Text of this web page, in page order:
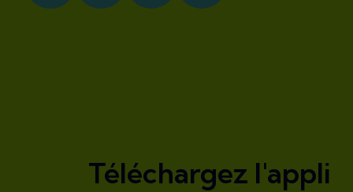
Téléchargez l'appli